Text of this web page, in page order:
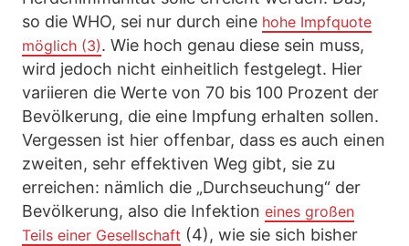
so die WHO, sei nur durch eine hohe Impfquote
möglich (3). Wie hoch genau diese sein muss,
wird jedoch nicht einheitlich festgelegt. Hier
variieren die Werte von 70 bis 100 Prozent der
Bevölkerung, die eine Impfung erhalten sollen.
Vergessen ist hier offenbar, dass es auch einen
zweiten, sehr effektiven Weg gibt, sie zu
erreichen: nämlich die „Durchseuchung“ der
Bevölkerung, also die Infektion eines großen
Teils einer Gesellschaft (4), wie sie sich bisher